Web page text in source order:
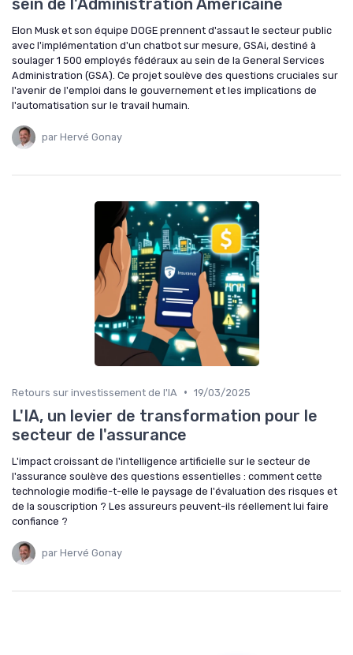
Elon Musk et son équipe DOGE prennent d'assaut le secteur public
avec l'implémentation d'un chatbot sur mesure, GSAi, destiné à
soulager 1 500 employés fédéraux au sein de la General Services
Administration (GSA). Ce projet soulève des questions cruciales sur
l'avenir de l'emploi dans le gouvernement et les implications de
l'automatisation sur le travail humain.
par Hervé Gonay
Retours sur investissement de l'IA • 19/03/2025
L'IA, un levier de transformation pour le
secteur de l'assurance
L'impact croissant de l'intelligence artificielle sur le secteur de
l'assurance soulève des questions essentielles : comment cette
technologie modifie-t-elle le paysage de l'évaluation des risques et
de la souscription ? Les assureurs peuvent-ils réellement lui faire
confiance ?
par Hervé Gonay